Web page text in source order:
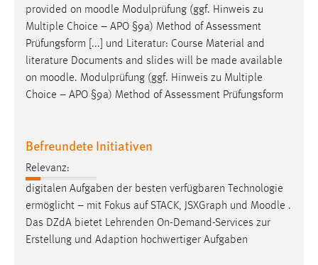
provided on moodle Modulprüfung (ggf. Hinweis zu
Multiple Choice – APO §9a) Method of Assessment
Prüfungsform [...] und Literatur: Course Material and
literature Documents and slides will be made available
on moodle. Modulprüfung (ggf. Hinweis zu Multiple
Choice – APO §9a) Method of Assessment Prüfungsform
Befreundete Initiativen
Relevanz:
digitalen Aufgaben der besten verfügbaren Technologie
ermöglicht – mit Fokus auf STACK, JSXGraph und Moodle .
Das DZdA bietet Lehrenden On-Demand-Services zur
Erstellung und Adaption hochwertiger Aufgaben